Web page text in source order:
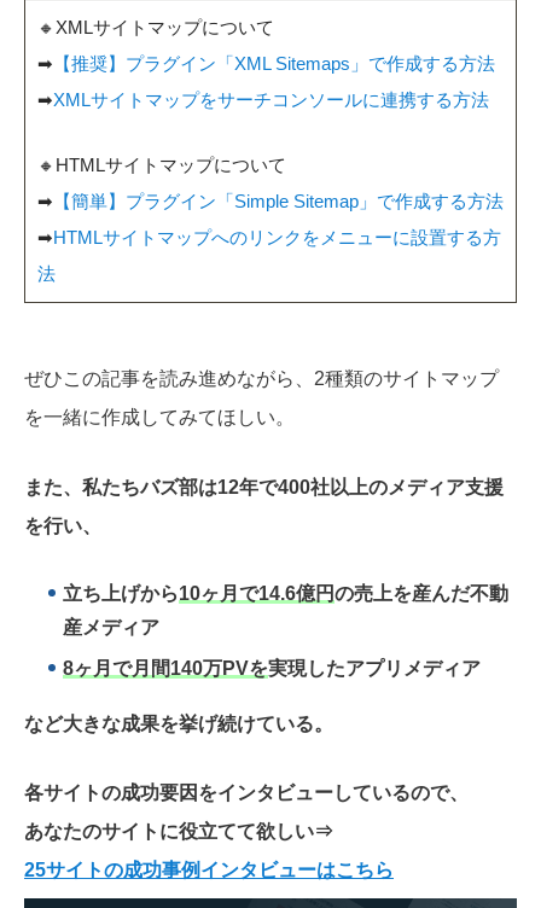
🔸XMLサイトマップについて
➡ 【推奨】プラグイン「XML Sitemaps」で作成する方法
➡XMLサイトマップをサーチコンソールに連携する方法
🔸HTMLサイトマップについて
➡ 【簡単】プラグイン「Simple Sitemap」で作成する方法
➡HTMLサイトマップへのリンクをメニューに設置する方
法
ぜひこの記事を読み進めながら、2種類のサイトマップ
を一緒に作成してみてほしい。
また、私たちバズ部は12年で400社以上のメディア支援
を行い、
立ち上げから10ヶ月で14.6億円の売上を産んだ不動
産メディア
8ヶ月で月間140万PVを実現したアプリメディア
など大きな成果を挙げ続けている。
各サイトの成功要因をインタビューしているので、
あなたのサイトに役立てて欲しい⇒
25サイトの成功事例インタビューはこちら